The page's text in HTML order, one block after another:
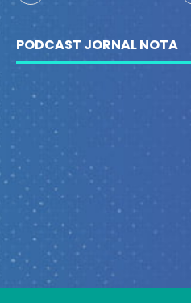
PODCAST JORNAL NOTA